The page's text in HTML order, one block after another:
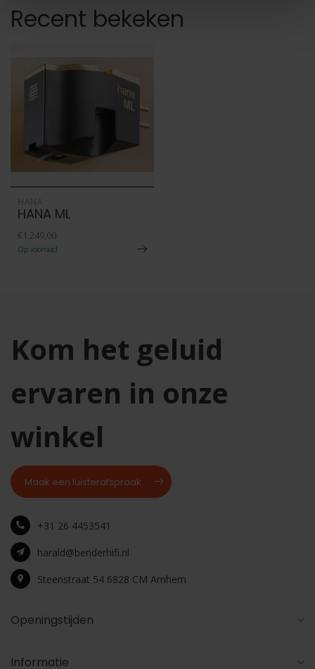
Recent bekeken
HANA
HANA ML
€1.249,00
Op voorraad
Kom het geluid
ervaren in onze
winkel
Maak een luisterafspraak
+31 26 4453541
harald@benderhifi.nl
Steenstraat 54 6828 CM Arnhem
Openingstijden
Informatie